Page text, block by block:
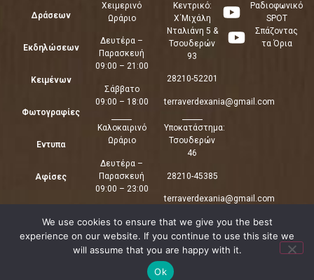
Δράσεων
Εκδηλώσεων
Κειμένων
Φωτογραφίες
Εντυπα
Αφίσες
Χειμερινό
Ωράριο
Δευτέρα –
Παρασκευή
09:00 – 21:00
Σάββατο
09:00 – 18:00
Καλοκαιρινό
Ωράριο
Δευτέρα –
Παρασκευή
09:00 – 23:00
09:00 – 22:00
Κεντρικό:
Χ΄Μιχάλη
Νταλιάνη 5 &
Τσουδερών
93
28210-52201
terraverdexania@gmail.com
Υποκατάστημα:
Τσουδερών
46
28210-45385
terraverdexania@gmail.com
Ραδιοφωνικό
SPOT
Σπάζοντας
τα Όρια
© Copyright 2026 – All Rights Reserved. D & D by ArTECH
We use cookies to ensure that we give you the best
experience on our website. If you continue to use this site we
will assume that you are happy with it.
Ok